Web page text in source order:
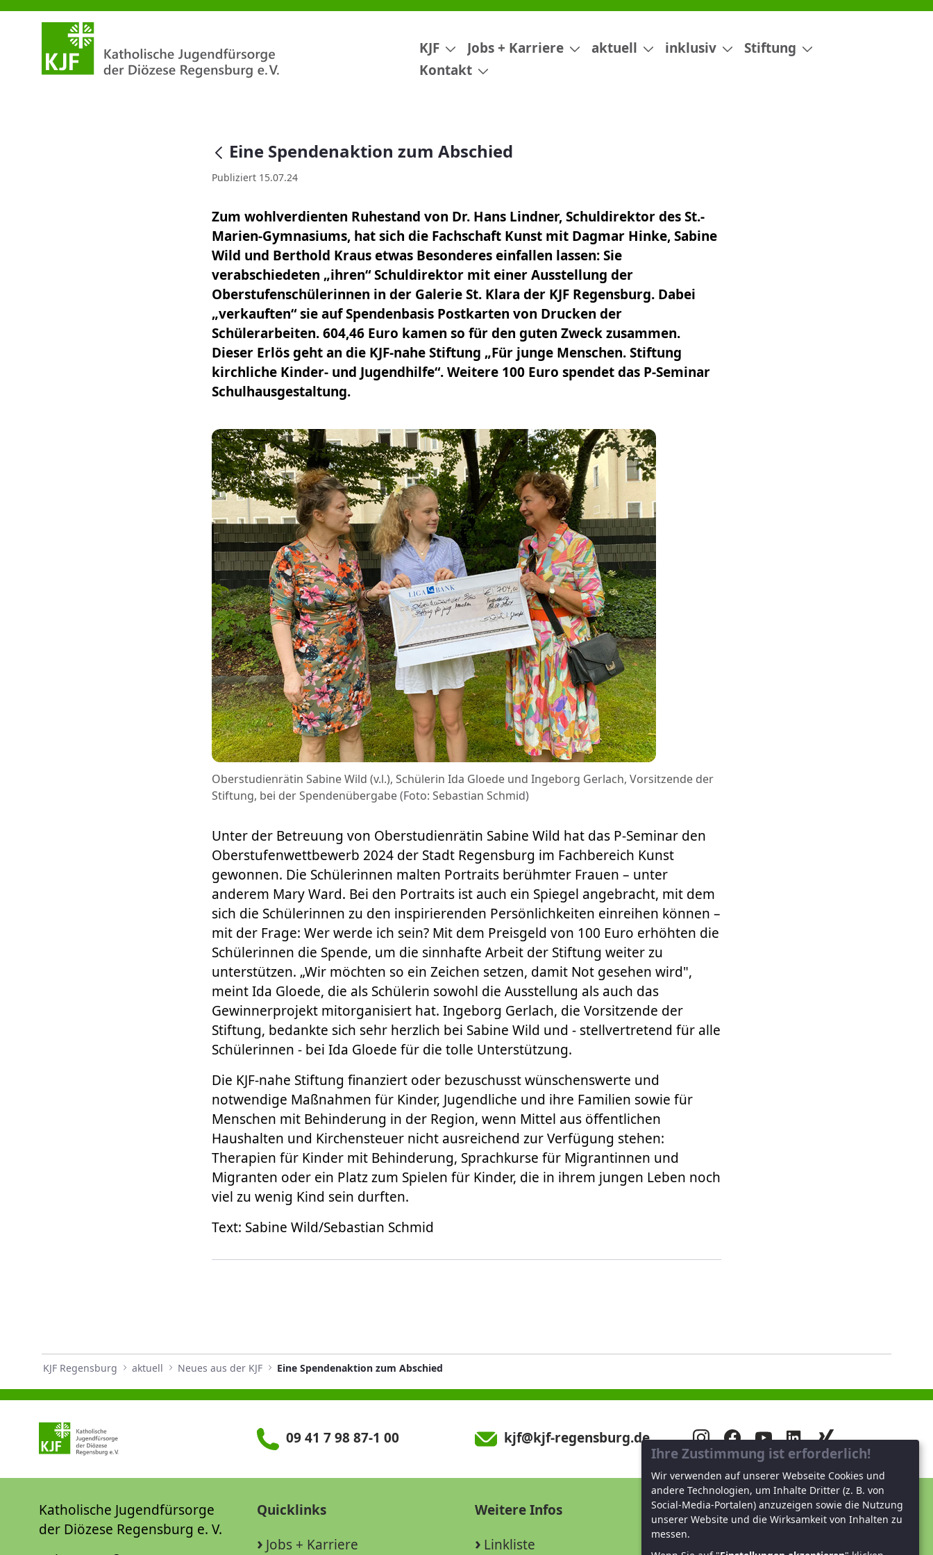
Eine Spendenaktion zum Abschied
KJF Jobs + Karriere aktuell inklusiv
Stiftung
Kontakt
null
Eine Spendenaktion zum Abschied
Publiziert 15.07.24
Zum wohlverdienten Ruhestand von Dr. Hans Lindner, Schuldirektor des St.-
Marien-Gymnasiums, hat sich die Fachschaft Kunst mit Dagmar Hinke, Sabine
Wild und Berthold Kraus etwas Besonderes einfallen lassen: Sie
verabschiedeten „ihren“ Schuldirektor mit einer Ausstellung der
Oberstufenschülerinnen in der Galerie St. Klara der KJF Regensburg. Dabei
„verkauften“ sie auf Spendenbasis Postkarten von Drucken der
Schülerarbeiten. 604,46 Euro kamen so für den guten Zweck zusammen.
Dieser Erlös geht an die KJF-nahe Stiftung „Für junge Menschen. Stiftung
kirchliche Kinder- und Jugendhilfe“. Weitere 100 Euro spendet das P-Seminar
Schulhausgestaltung.
Oberstudienrätin Sabine Wild (v.l.), Schülerin Ida Gloede und Ingeborg Gerlach, Vorsitzende der
Stiftung, bei der Spendenübergabe (Foto: Sebastian Schmid)
Unter der Betreuung von Oberstudienrätin Sabine Wild hat das P-Seminar den
Oberstufenwettbewerb 2024 der Stadt Regensburg im Fachbereich Kunst
gewonnen. Die Schülerinnen malten Portraits berühmter Frauen – unter
anderem Mary Ward. Bei den Portraits ist auch ein Spiegel angebracht, mit dem
sich die Schülerinnen zu den inspirierenden Persönlichkeiten einreihen können –
mit der Frage: Wer werde ich sein? Mit dem Preisgeld von 100 Euro erhöhten die
Schülerinnen die Spende, um die sinnhafte Arbeit der Stiftung weiter zu
unterstützen. „Wir möchten so ein Zeichen setzen, damit Not gesehen wird",
meint Ida Gloede, die als Schülerin sowohl die Ausstellung als auch das
Gewinnerprojekt mitorganisiert hat. Ingeborg Gerlach, die Vorsitzende der
Stiftung, bedankte sich sehr herzlich bei Sabine Wild und - stellvertretend für alle
Schülerinnen - bei Ida Gloede für die tolle Unterstützung.
Die KJF-nahe Stiftung finanziert oder bezuschusst wünschenswerte und
notwendige Maßnahmen für Kinder, Jugendliche und ihre Familien sowie für
Menschen mit Behinderung in der Region, wenn Mittel aus öffentlichen
Haushalten und Kirchensteuer nicht ausreichend zur Verfügung stehen:
Therapien für Kinder mit Behinderung, Sprachkurse für Migrantinnen und
Migranten oder ein Platz zum Spielen für Kinder, die in ihrem jungen Leben noch
viel zu wenig Kind sein durften.
Text: Sabine Wild/Sebastian Schmid
KJF Regensburg aktuell Neues aus der KJF Eine Spendenaktion zum Abschied
09 41 7 98 87-1 00 kjf@kjf-regensburg.de
Katholische Jugendfürsorge
der Diözese Regensburg e. V.
Quicklinks
Jobs + Karriere
Weitere Infos
Linkliste
Unterstützen Sie uns!
Ihre Zustimmung ist erforderlich!
Wir verwenden auf unserer Webseite Cookies und
andere Technologien, um Inhalte Dritter (z. B. von
Social-Media-Portalen) anzuzeigen sowie die Nutzung
unserer Website und die Wirksamkeit von Inhalten zu
messen.